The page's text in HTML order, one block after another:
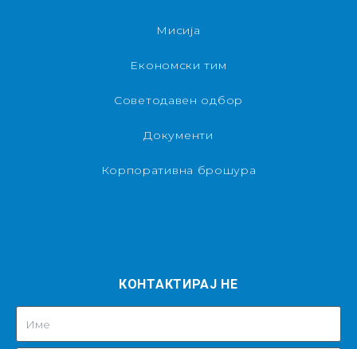
Мисија
Економски тим
Советодавен одбор
Документи
Корпоративна брошура
КОНТАКТИРАЈ НЕ